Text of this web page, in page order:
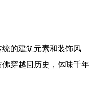
的建筑元素和装饰风
穿越回历史，体味千年